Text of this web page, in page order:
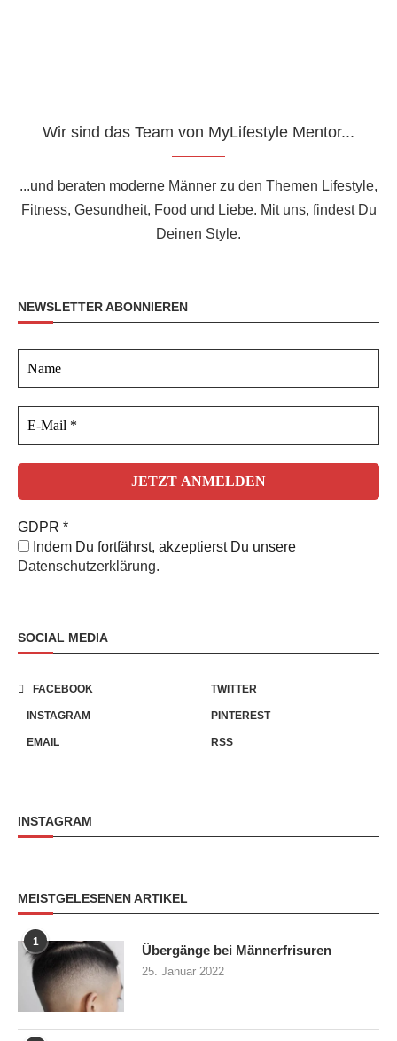
Wir sind das Team von MyLifestyle Mentor...
...und beraten moderne Männer zu den Themen Lifestyle,
Fitness, Gesundheit, Food und Liebe. Mit uns, findest Du
Deinen Style.
NEWSLETTER ABONNIEREN
GDPR *
Indem Du fortfährst, akzeptierst Du unsere
Datenschutzerklärung.
SOCIAL MEDIA
FACEBOOK TWITTER
INSTAGRAM PINTEREST
EMAIL RSS
INSTAGRAM
MEISTGELESENEN ARTIKEL
1
Übergänge bei Männerfrisuren
25. Januar 2022